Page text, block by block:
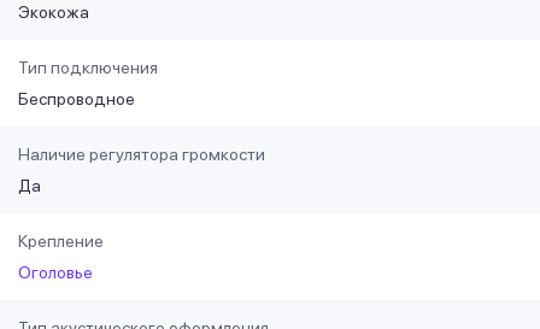
Экокожа
Тип подключения
Беспроводное
Наличие регулятора громкости
Да
Крепление
Оголовье